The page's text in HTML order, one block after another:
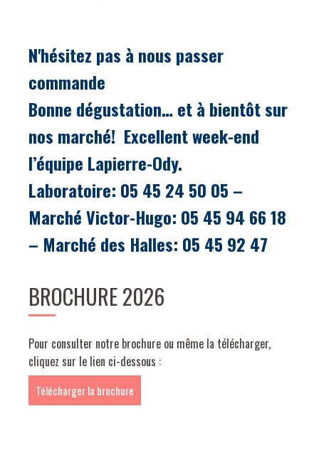
N'hésitez pas à nous passer
commande
Bonne dégustation… et à bientôt sur
nos marché! Excellent week-end
l’équipe Lapierre-Ody.
Laboratoire: 05 45 24 50 05 –
Marché Victor-Hugo: 05 45 94 66 18
– Marché des Halles: 05 45 92 47
BROCHURE 2026
Pour consulter notre brochure ou même la télécharger,
cliquez sur le lien ci-dessous :
Télécharger la brochure